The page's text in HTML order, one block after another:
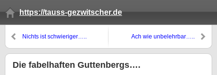
https://tauss-gezwitscher.de
Nichts ist schwieriger….. Ach wie unbelehrbar…..
Die fabelhaften Guttenbergs….